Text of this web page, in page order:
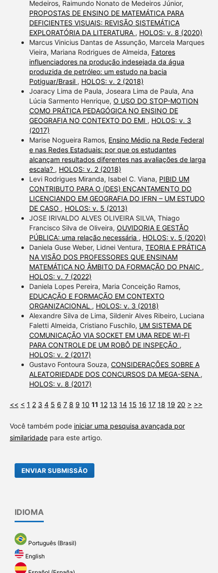
Medeiros, Raimundo Nonato de Medeiros Júnior,
PROPOSTAS DE ENSINO DE MATEMÁTICA PARA
DEFICIENTES VISUAIS: REVISÃO SISTEMÁTICA
EXPLORATÓRIA DA LITERATURA , HOLOS: v. 8 (2020)
Marcus Vinicius Dantas de Assunção, Marcela Marques
Vieira, Mariana Rodrigues de Almeida, Fatores
influenciadores na produção indesejada da água
produzida de petróleo: um estudo na bacia
Potiguar/Brasil , HOLOS: v. 2 (2018)
Joaracy Lima de Paula, Joseara Lima de Paula, Ana
Lúcia Sarmento Henrique, O USO DO STOP-MOTION
COMO PRÁTICA PEDAGÓGICA NO ENSINO DE
GEOGRAFIA NO CONTEXTO DO EMI , HOLOS: v. 3
(2017)
Marise Nogueira Ramos, Ensino Médio na Rede Federal
e nas Redes Estaduais: por que os estudantes
alcançam resultados diferentes nas avaliações de larga
escala? , HOLOS: v. 2 (2018)
Levi Rodrigues Miranda, Isabel C. Viana, PIBID UM
CONTRIBUTO PARA O (DES) ENCANTAMENTO DO
LICENCIANDO EM GEOGRAFIA DO IFRN – UM ESTUDO
DE CASO , HOLOS: v. 5 (2013)
JOSE IRIVALDO ALVES OLIVEIRA SILVA, Thiago
Francisco Silva de Oliveira, OUVIDORIA E GESTÃO
PÚBLICA: uma relação necessária , HOLOS: v. 5 (2020)
Daniela Guse Weber, Lidnei Ventura, TEORIA E PRÁTICA
NA VISÃO DOS PROFESSORES QUE ENSINAM
MATEMÁTICA NO ÂMBITO DA FORMAÇÃO DO PNAIC ,
HOLOS: v. 7 (2022)
Daniela Lopes Pereira, Maria Conceição Ramos,
EDUCAÇÃO E FORMAÇÃO EM CONTEXTO
ORGANIZACIONAL , HOLOS: v. 3 (2018)
Alexandre Silva de Lima, Sildenir Alves Ribeiro, Luciana
Faletti Almeida, Cristiano Fuschilo, UM SISTEMA DE
COMUNICAÇÃO VIA SOCKET EM UMA REDE WI-FI
PARA CONTROLE DE UM ROBÔ DE INSPEÇÃO ,
HOLOS: v. 2 (2017)
Gustavo Fontoura Souza, CONSIDERAÇÕES SOBRE A
ALEATORIEDADE DOS CONCURSOS DA MEGA-SENA ,
HOLOS: v. 8 (2017)
<< < 1 2 3 4 5 6 7 8 9 10 11 12 13 14 15 16 17 18 19 20 > >>
Você também pode iniciar uma pesquisa avançada por
similaridadepara este artigo.
ENVIAR SUBMISSÃO
IDIOMA
Português (Brasil)
English